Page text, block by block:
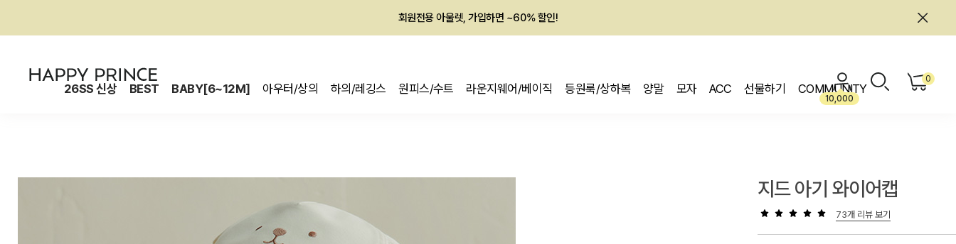
멤버십 최대 28,000원 혜택
26SS 신상 BEST BABY[6~12M] 아우터/상의 하의/레깅스 원피스/수트 라운지웨어/베이직 등원룩/상하복 양말 모자 ACC 선물하기 COMMUNITY
10,000
0
지드 아기 와이어캡
73개 리뷰 보기